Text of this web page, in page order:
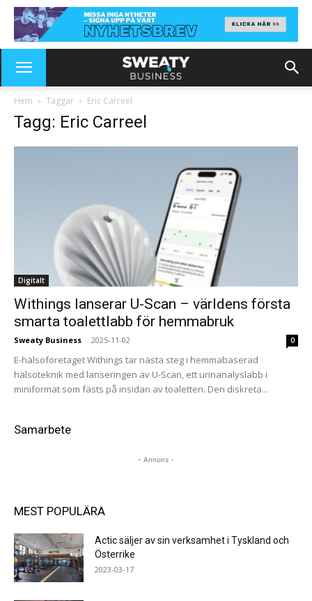
Hem Taggar Eric Carreel
Tagg: Eric Carreel
Digitalt
Withings lanserar U-Scan – världens första
smarta toalettlabb för hemmabruk
Sweaty Business - 2025-11-02 0
E-hälsoföretaget Withings tar nästa steg i hemmabaserad
hälsoteknik med lanseringen av U-Scan, ett urinanalyslabb i
miniformat som fästs på insidan av toaletten. Den diskreta...
Samarbete
- Annons -
MEST POPULÄRA
Actic säljer av sin verksamhet i Tyskland och
Österrike
2023-03-17